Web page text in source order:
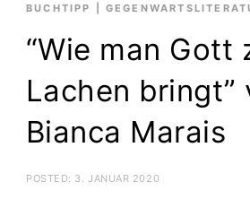
BUCHTIPP
“Wie man Gott
Lachen bringt”
Bianca Marais
POSTED: 3. JANUAR 2020